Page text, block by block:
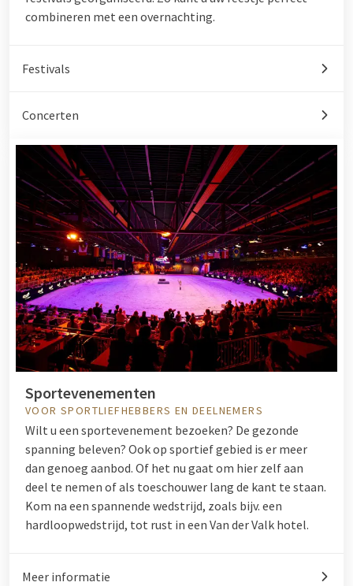
combineren met een overnachting.
Festivals
Concerten
Sportevenementen
VOOR SPORTLIEFHEBBERS EN DEELNEMERS
Wilt u een sportevenement bezoeken? De gezonde
spanning beleven? Ook op sportief gebied is er meer
dan genoeg aanbod. Of het nu gaat om hier zelf aan
deel te nemen of als toeschouwer lang de kant te staan.
Kom na een spannende wedstrijd, zoals bijv. een
hardloopwedstrijd, tot rust in een Van der Valk hotel.
Meer informatie